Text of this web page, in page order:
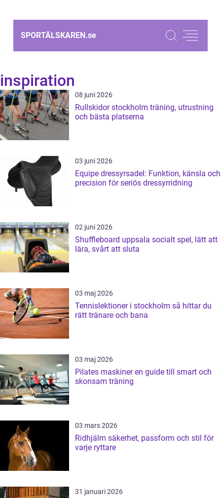
SPORTÄLSKAREN.se
inspiration
08 juni 2026
Rullskidor stockholm träning, utrustning
och bästa platserna
03 juni 2026
Equipe dressyrsadel: Funktion, känsla och
precision för seriös dressyrridning
02 juni 2026
Shuffleboard uppsala socialt spel, lätt att
lära, svårt att sluta
03 maj 2026
Tennislektioner i stockholm så hittar du
rätt tränare och bana
03 maj 2026
Pilates maskiner en guide till smart och
skonsam träning
03 mars 2026
Ridhjälm säkerhet, passform och stil för
varje ryttare
31 januari 2026